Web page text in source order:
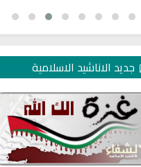
جديد الاناشيد الاسلامية